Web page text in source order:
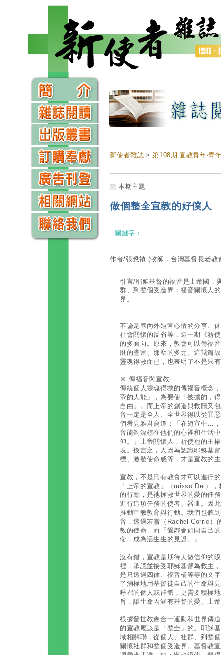
新使者雜誌 >第108期 宣教青年‧青
本期主題
做個整全宣教的好僕人
關鍵字：
作者/張懋禛 (牧師．台灣基督長老教
引言/耶穌基督的福音是上帝國，
群、到整個受造界；福音關懷人
界。
不論是國內外短宣心情的分享、
社會關懷的反省等，這一期《新
的多面向。原來，教會可以傳福
麼的豐富、那麼的多元。這幾篇
靈魂得救而已，也表明了不是只
※ 傳福音與宣教
傳統個人靈魂得救的傳福音概念
帝的大能」，為要使「被擄的，
自由」。而上帝的創造與救贖又
音一定是全人、全世界得以從罪
們看見雅君寫道：「在短宣中…
音能夠深植在他們的心裡和生活
仰。」上帝關懷人，祈使祂的主
現。換言之，人因為認識耶穌基
標、激發使命感等，才是宣教的
宣教，不是只有教會才可以進行
「上帝的宣教」（misso Dei）
的行動，是祂拯救世界的愛的任
進行這項任務的使者、器皿。因
推動宣教教育與行動。我們也聽
音，透過若雪（Rachel Corrie）
教的使命，而「愛鄰舍如同自己
命，成為活生生的見證。」
沒有錯，宣教是期待人做信仰的
裡，承認並接受耶穌基督為救主
是只透過四律、福音橋等等的文
了消極地用基督徒自己的生命與
呼召的個人或群體，更需要積極
旨，讓生命內涵有基督的愛、上
根據普世教會合一運動和世界傳
的宣教應該是「整全」的。耶穌
域相關聯，從個人、社群、到整
關懷社群和整個受造界。基督教